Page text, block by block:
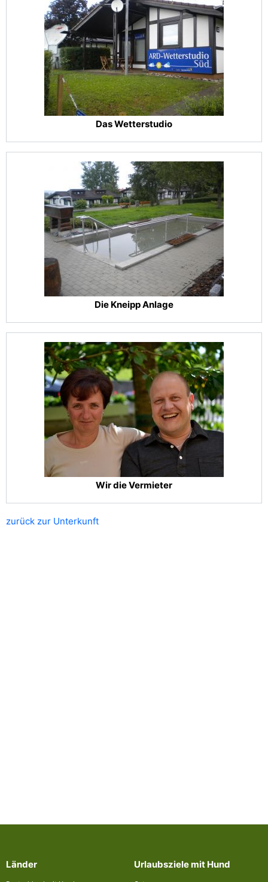
Das Wetterstudio
Die Kneipp Anlage
Wir die Vermieter
zurück zur Unterkunft
Länder Urlaubsziele mit Hund